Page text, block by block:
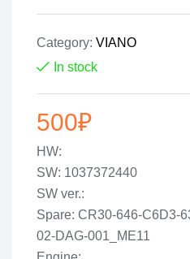
Category: VIANO
In stock
500₽
HW:
SW: 1037372440
SW ver.:
Spare: CR30-646-C6D3-
02-DAG-001_ME11